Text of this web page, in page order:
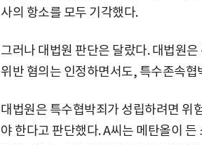
사의 항소를 모두 기각했다.
그러나 대법원 판단은 달랐다. 대법원
위반 혐의는 인정하면서도, 특수존속
대법원은 특수협박죄가 성립하려면 위
야 한다고 판단했다. A씨는 메탄올이